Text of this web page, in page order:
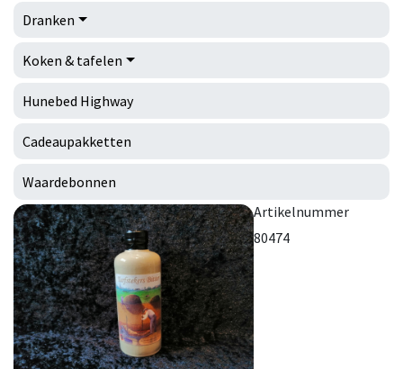
Dranken
Koken & tafelen
Hunebed Highway
Cadeaupakketten
Waardebonnen
Artikelnummer
80474